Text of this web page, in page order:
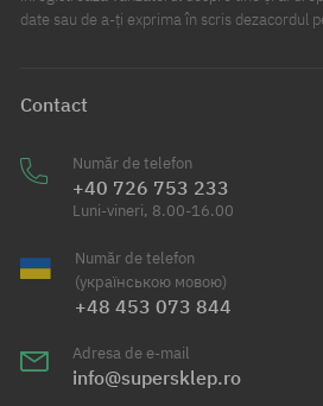
date sau de a-ți exprima în scris dezacordul
Contact
Număr de telefon
+40 726 753 233
Luni-vineri, 8.00-16.00
Număr de telefon
(українською мовою)
+48 453 073 844
Adresa de e-mail
info@supersklep.ro